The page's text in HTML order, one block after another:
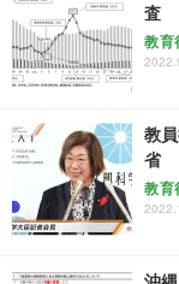
査
教育
教
省
教育